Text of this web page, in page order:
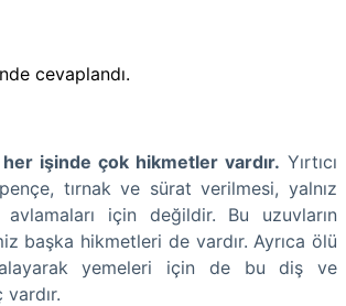
cevaplandı.
her işinde çok hikmetler vardır. Yırtıcı
tırnak ve sürat verilmesi, yalnız
avlamaları için değildir. Bu uzuvların
başka hikmetleri de vardır. Ayrıca ölü
yemeleri için de bu diş ve